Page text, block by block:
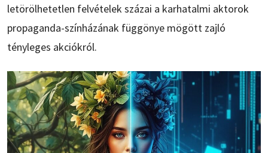
letörölhetetlen felvételek százai a karhatalmi aktorok
propaganda-színházának függönye mögött zajló
tényleges akciókról.